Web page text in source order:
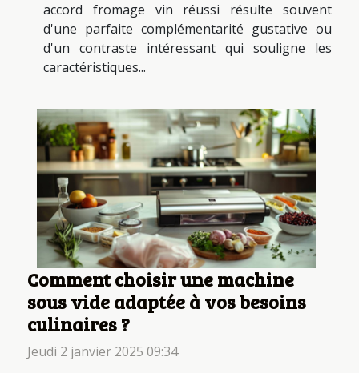
accord fromage vin réussi résulte souvent
d'une parfaite complémentarité gustative ou
d'un contraste intéressant qui souligne les
caractéristiques...
Comment choisir une machine
sous vide adaptée à vos besoins
culinaires ?
Jeudi 2 janvier 2025 09:34